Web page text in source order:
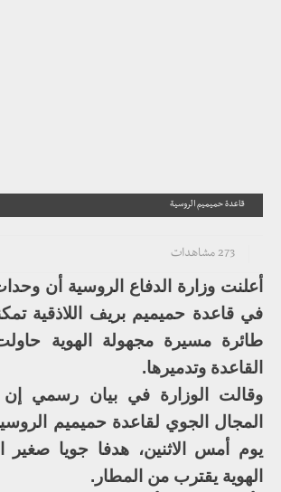
قاعدة حميميم الروسية
273 مشاهدات
أعلنت وزارة الدفاع الروسية أن
في قاعدة حميميم بريف اللاذقية
طائرة مسيرة مجهولة الهوية
القاعدة وتدميرها.
وقالت الوزارة في بيان رسمي إن
المجال الجوي لقاعدة حميميم
يوم أمس الاثنين، هدفا جويا
الهوية يقترب من المطار.